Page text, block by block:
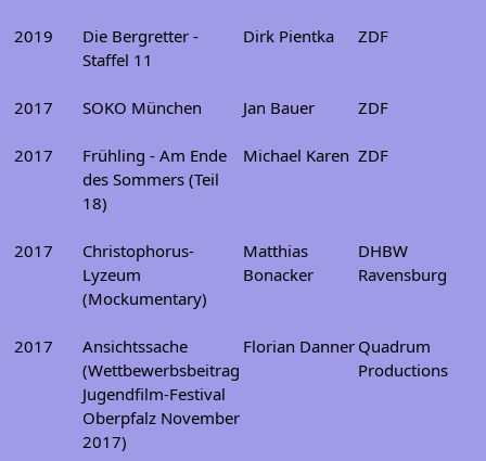
2019
Die Bergretter -
Staffel 11
Dirk Pientka ZDF
2017 SOKO München Jan Bauer ZDF
2017
Frühling - Am Ende
des Sommers (Teil
18)
Michael Karen ZDF
2017
Christophorus-
Lyzeum
(Mockumentary)
Matthias
Bonacker
DHBW
Ravensburg
2017
Ansichtssache
(Wettbewerbsbeitrag
Jugendfilm-Festival
Oberpfalz November
2017)
Florian Danner Quadrum
Productions